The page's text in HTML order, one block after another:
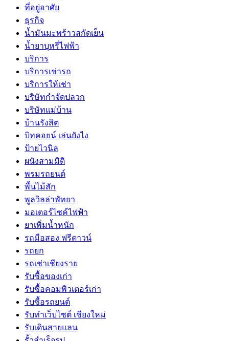
ที่อยู่อาศัย
ธุรกิจ
น้ำมันมะพร้าวสกัดเย็น
น้ำยาบุหรี่ไฟฟ้า
บริการ
บริการเช่ารถ
บริการให้เช่า
บริษัทกำจัดปลวก
บริษัทแม่บ้าน
บ้านรังสิต
บิทคอยน์ เล่นยังไง
ป้ายไวนิล
ผนังสามมิติ
พรมรถยนต์
พื้นไม้สัก
พูลวิลล่าพัทยา
มอเตอร์ไซค์ไฟฟ้า
ยาเพิ่มน้ำหนัก
รถมือสอง ฟรีดาวน์
รถยก
รถเช่าเชียงราย
รับซื้อของเก่า
รับซื้อคอมพิวเตอร์เก่า
รับซื้อรถยนต์
รับทำเว็บไซต์ เชียงใหม่
รับเดินสายแลน